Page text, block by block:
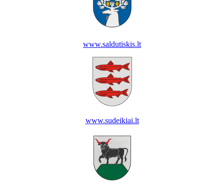
www.saldutiskis.lt
www.sudeikiai.lt